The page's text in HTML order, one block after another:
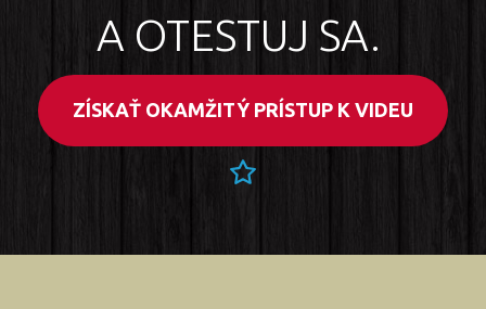
A OTESTUJ SA.
ZÍSKAŤ OKAMŽITÝ PRÍSTUP K VIDEU